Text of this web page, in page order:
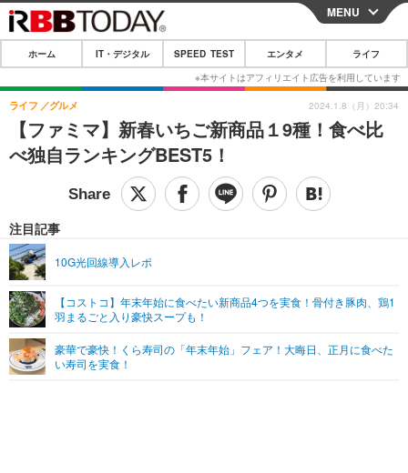
CLOSE
ホーム
IT・デジタル
IT・デジタルTOP スマートフォン
ショッピング その他
SPEED TEST
エンタメTOP 映画・ドラマ
グラビア
ショッピング その他
ライフTOP
その他
リリース一覧
プッシュ通知の停止方法
MENU
ホーム IT・デジタル SPEED TEST エンタメ ライフ
【ファミマ】新春いちご新商品１9種！食べ比
べ独自ランキングBEST5！
ライフ グルメ
注目記事
10G光回線導入レポ
【コストコ】年末年始に食べたい新商品4つを実食！骨付き豚肉、鶏1
羽まるごと入り豪快スープも！
豪華で豪快！くら寿司の「年末年始」フェア！大晦日、正月に食べた
い寿司を実食！
2024.1.8（月）20:34